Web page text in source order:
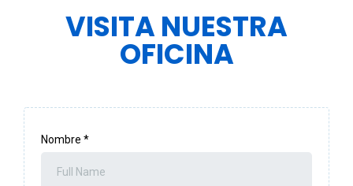
VISITA NUESTRA
OFICINA
Nombre *